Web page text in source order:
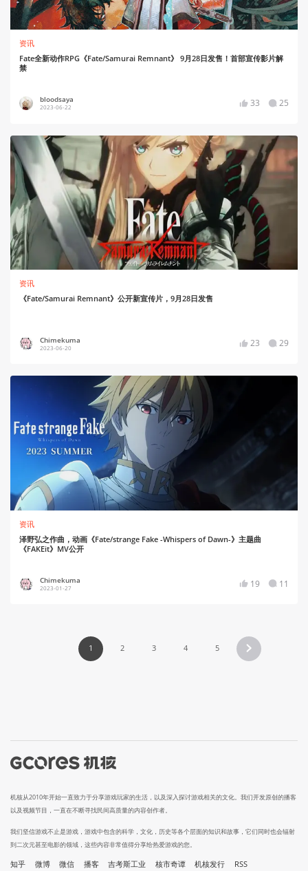
资讯
Fate全新动作RPG《Fate/Samurai Remnant》 9月28日发售！首部宣传影片解
禁
bloodsaya
2023-06-22 33 25
资讯
《Fate/Samurai Remnant》公开新宣传片，9月28日发售
Chimekuma
2023-06-20 23 29
资讯
泽野弘之作曲，动画《Fate/strange Fake -Whispers of Dawn-》主题曲
《FAKEit》MV公开
Chimekuma
2023-01-27 19 11
1 2 3 4 5
机核从2010年开始一直致力于分享游戏玩家的生活，以及深入探讨游戏相关的文化。我们开发原创的播客
以及视频节目，一直在不断寻找民间高质量的内容创作者。
我们坚信游戏不止是游戏，游戏中包含的科学，文化，历史等各个层面的知识和故事，它们同时也会辐射
到二次元甚至电影的领域，这些内容非常值得分享给热爱游戏的您。
知乎 微博 微信 播客 吉考斯工业 核市奇谭 机核发行 RSS